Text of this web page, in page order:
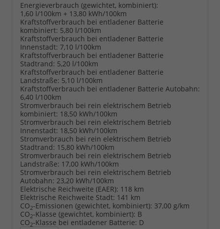
Energieverbrauch (gewichtet, kombiniert):
1,60 l/100km + 13,80 kWh/100km
Kraftstoffverbrauch bei entladener Batterie
kombiniert: 5,80 l/100km
Kraftstoffverbrauch bei entladener Batterie
Innenstadt: 7,10 l/100km
Kraftstoffverbrauch bei entladener Batterie
Stadtrand: 5,20 l/100km
Kraftstoffverbrauch bei entladener Batterie
Landstraße: 5,10 l/100km
Kraftstoffverbrauch bei entladener Batterie Autobahn:
6,40 l/100km
Stromverbrauch bei rein elektrischem Betrieb
kombiniert: 18,50 kWh/100km
Stromverbrauch bei rein elektrischem Betrieb
Innenstadt: 18,50 kWh/100km
Stromverbrauch bei rein elektrischem Betrieb
Stadtrand: 15,80 kWh/100km
Stromverbrauch bei rein elektrischem Betrieb
Landstraße: 17,00 kWh/100km
Stromverbrauch bei rein elektrischem Betrieb
Autobahn: 23,20 kWh/100km
Elektrische Reichweite (EAER): 118 km
Elektrische Reichweite Stadt: 141 km
CO2-Emissionen (gewichtet, kombiniert): 37,00 g/km
CO2-Klasse (gewichtet, kombiniert): B
CO2-Klasse bei entladener Batterie: D